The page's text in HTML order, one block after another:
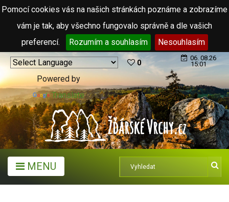
Pomocí cookies vás na našich stránkách poznáme a zobrazíme
vám je tak, aby všechno fungovalo správně a dle vašich
preferencí.
Rozumím a souhlasím Nesouhlasím
Powered by
Translate
0
06. 08.26
15:01
MENU